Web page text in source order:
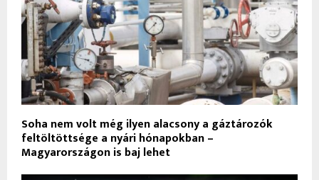
Soha nem volt még ilyen alacsony a gáztározók
feltöltöttsége a nyári hónapokban –
Magyarországon is baj lehet